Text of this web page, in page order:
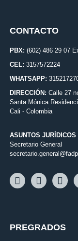
CONTACTO
PBX: (602) 486 29 07
CEL: 3157572224
WHATSAPP:
DIRECCIÓN: Calle 27
Santa Mónica
Cali - Colombia
ASUNTOS JURÍDICOS
Secretario General
PREGRADOS